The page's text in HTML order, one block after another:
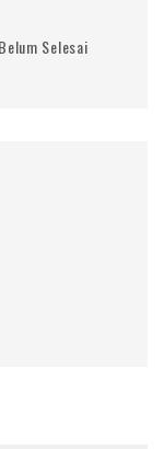
Selesai